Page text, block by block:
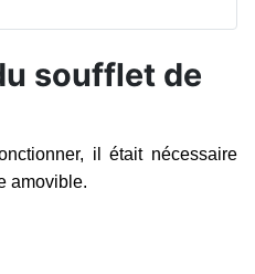
soufflet de
il était nécessaire
amovible.